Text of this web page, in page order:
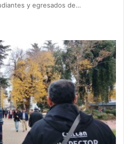
y egresados de…